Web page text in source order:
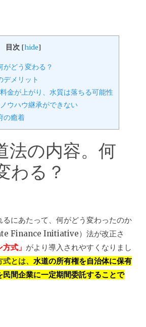
目次 [hide]
がどう変わる？
デメリット
金が上がり、水質は落ちる可能性
ウハウ継承ができない
の癒着
法の内容。何
わる？
にあたって、何がどう変わったのか
Finance Initiative）法が改正さ
式」 がより導入されやすくなりまし
とは、 水道の所有権を自治体に保有
民間企業に一定期間委託することで